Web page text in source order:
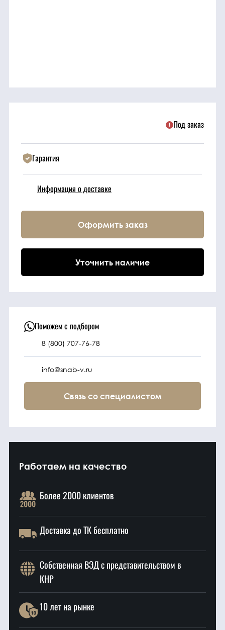
Режущие
элементы
элементы
Ходовые части
Электрическая
Под заказ
Под заказ
Гарантия
Информация о доставке
Оформить заказ
Уточнить наличие
Поможем с подбором
8 (800) 707-76-78
info@snab-v.ru
Связь со специалистом
Работаем на качество
Более 2000 клиентов
Доставка до ТК бесплатно
Собственная ВЭД с представительством в
КНР
10 лет на рынке